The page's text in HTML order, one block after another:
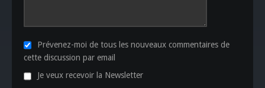
Prévenez-moi de tous les nouveaux commentaires de
cette discussion par email
Je veux recevoir la Newsletter